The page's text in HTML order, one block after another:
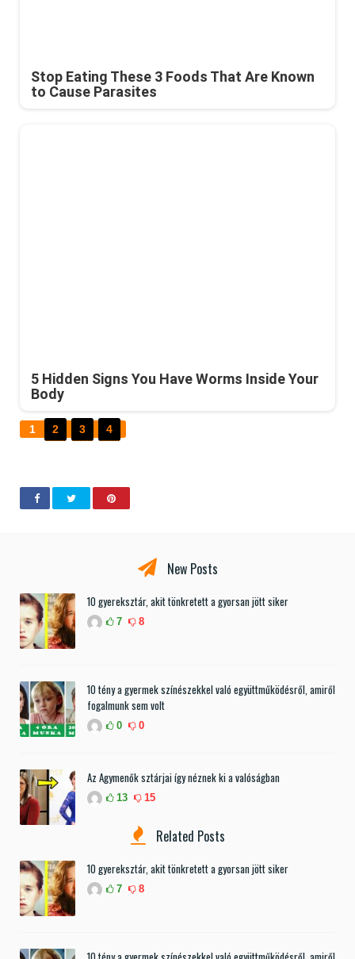
Stop Eating These 3 Foods That Are Known
to Cause Parasites
5 Hidden Signs You Have Worms Inside Your
Body
1 2 3 4
New Posts
10 gyereksztár, akit tönkretett a gyorsan jött siker
7 8
10 tény a gyermek színészekkel való együttműködésről, amiről
fogalmunk sem volt
0 0
Az Agymenők sztárjai így néznek ki a valóságban
13 15
Related Posts
10 gyereksztár, akit tönkretett a gyorsan jött siker
7 8